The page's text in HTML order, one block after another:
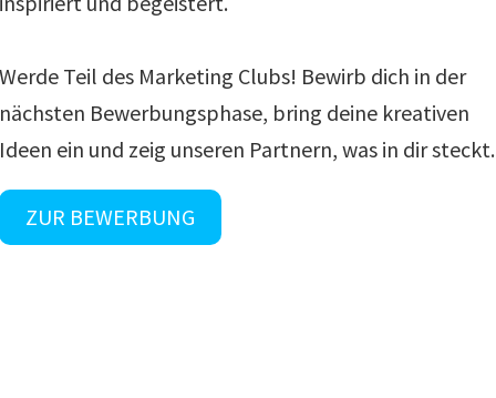
Werde Teil des Marketing Clubs! Bewirb dich in der
nächsten Bewerbungsphase, bring deine kreativen
Ideen ein und zeig unseren Partnern, was in dir steckt.
ZUR BEWERBUNG